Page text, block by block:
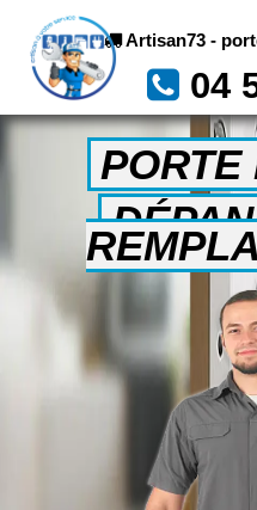
Artisan73 -
04
PORTE